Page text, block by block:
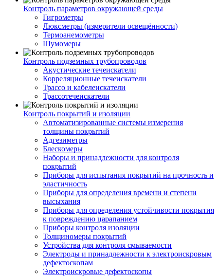
Контроль параметров окружающей среды
Гигрометры
Люксметры (измерители освещённости)
Термоанемометры
Шумомеры
Контроль подземных трубопроводов
Акустические течеискатели
Корреляционные течеискатели
Трассо и кабелеискатели
Трассотечеискатели
Контроль покрытий и изоляции
Автоматизированные системы измерения
толщины покрытий
Адгезиметры
Блескомеры
Наборы и принадлежности для контроля
покрытий
Приборы для испытания покрытий на прочность и
эластичность
Приборы для определения времени и степени
высыхания
Приборы для определения устойчивости покрытия
к повреждению царапанием
Приборы контроля изоляции
Толщиномеры покрытий
Устройства для контроля смываемости
Электроды и принадлежности к электроискровым
дефектоскопам
Электроискровые дефектоскопы